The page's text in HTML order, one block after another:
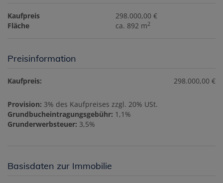
Kaufpreis
298.000,00 €
Fläche
ca. 892 m2
Preisinformation
Kaufpreis: 298.000,00 €
Provision: 3% des Kaufpreises zzgl. 20% USt.
Grundbucheintragungsgebühr: 1,1%
Grunderwerbsteuer: 3,5%
Basisdaten zur Immobilie